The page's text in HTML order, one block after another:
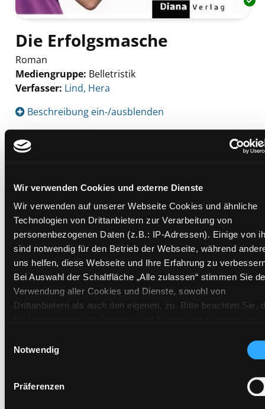
Wir verwenden Cookies und externe Dienste
Wir verwenden auf unserer Webseite Cookies und ähnliche
Technologien von Drittanbietern zur Verarbeitung von
personenbezogenen Daten (z.B.: IP-Adressen). Einige von
sind notwendig für den Betrieb der Webseite, während
uns helfen, diese Webseite und Ihre Erfahrung zu
Bei Auswahl der Schaltfläche „Alle zulassen“ stimmen Sie
Verwendung aller Cookies und Dienste, sowohl von
Drittanbietern als auch den eigenen, zu. Bitte beachten Sie,
(Länder außerhalb des EWR ohne adäquates
Datenschutzniveau) stattfinden kann. In diesem
ausgeschlossen werden. Eine Verarbeitung durch solche
Notwendig
Präferenzen
Die Erfolgsmasche
Roman
Mediengruppe: Belletristik
Verfasser: Suche nach diesem Verfasser
Lind, Hera
Beschreibung ein-/ausblenden
Mehr Informationen ein-/ausblenden
Exemplare
Zweigstelle: Andritz
Signatur:DR.G LIN
Standort 2: Ausleihe
Status:
Verfügbar
Vorbestellungen: 0
Mediengruppe: Belletristik
Standort 3: